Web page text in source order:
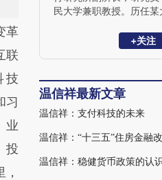
而
原
革
联
技
习
业
投
民大学兼职教授。历任
（境外机构管理部）副总
事、工银莫斯科董事。
融、货币银行、互联网金
等。
+关注
温信祥最新文章
温信祥：支付科技的未来
温信祥：“十三五”住房金融
温信祥：稳健货币政策的认